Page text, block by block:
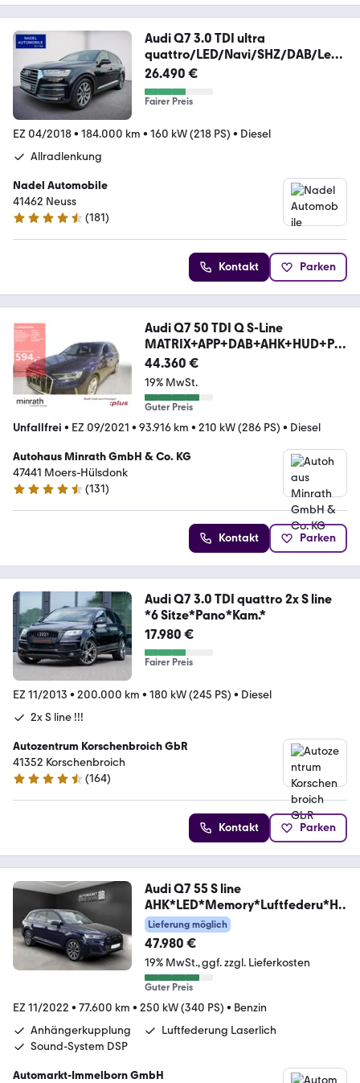
Audi Q7 3.0 TDI ultra
quattro/LED/Navi/SHZ/DAB/Lede
r
26.490 €
Fairer Preis
EZ 04/2018• 184.000 km • 160 kW (218 PS) • Diesel
Allradlenkung
Nadel Automobile
41462 Neuss
4.6 Sterne
(181)
Kontakt Parken
Audi Q7 50 TDI Q S-Line
MATRIX+APP+DAB+AHK+HUD+PA
NO
44.360 €
19% MwSt.
Guter Preis
Unfallfrei • EZ 09/2021 • 93.916 km • 210 kW (286 PS) • Diesel
Autohaus Minrath GmbH & Co. KG
47441 Moers-Hülsdonk
4.4 Sterne
(131)
Kontakt Parken
Audi Q7 3.0 TDI quattro 2x S line
*6 Sitze*Pano*Kam.*
17.980 €
Fairer Preis
EZ 11/2013 • 200.000 km • 180 kW (245 PS) • Diesel
2x S line !!!
Autozentrum Korschenbroich GbR
41352 Korschenbroich
4.7 Sterne
(164)
Kontakt Parken
Audi Q7 55 S line
AHK*LED*Memory*Luftfederu*HU
D*20
Lieferung möglich
47.980 €
19% MwSt. ggf. zzgl. Lieferkosten
Guter Preis
EZ 11/2022 • 77.600 km • 250 kW (340 PS) • Benzin
Anhängerkupplung
Luftfederung Laserlich
Sound-System DSP
Automarkt-Immelborn GmbH